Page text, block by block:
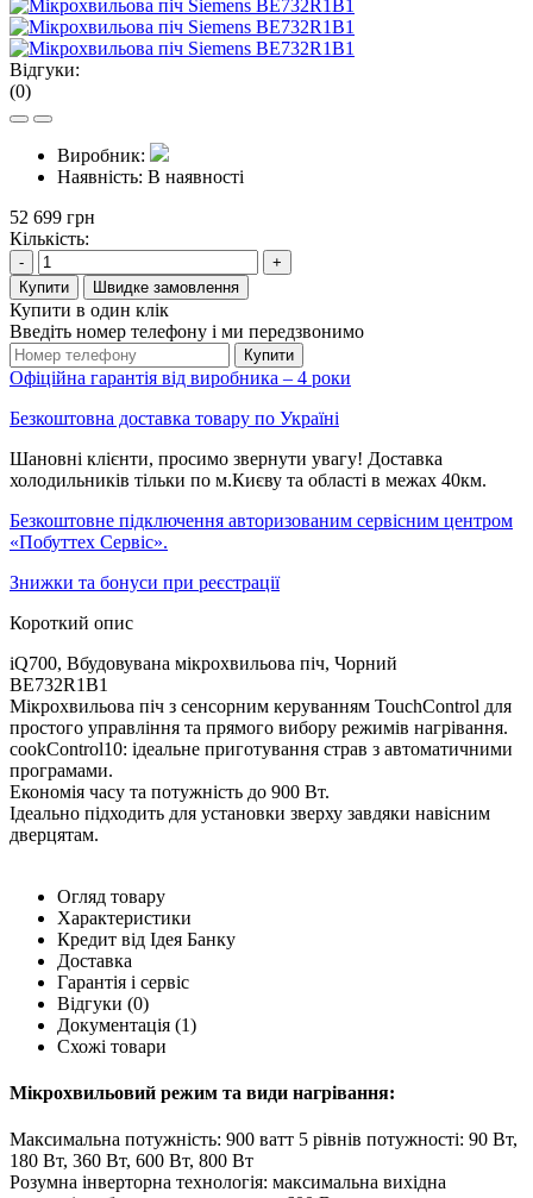
Відгуки:
(0)
Виробник:
Наявність: В наявності
52 699 грн
Кількість:
-
+
Купити
Швидке замовлення
Купити в один клік
Введіть номер телефону і ми передзвонимо
Купити
Офіційна гарантія від виробника – 4 роки
Безкоштовна доставка товару по Україні
Шановні клієнти, просимо звернути увагу! Доставка
холодильників тільки по м.Києву та області в межах 40км.
Безкоштовне підключення авторизованим сервісним центром
«Побуттех Сервіс».
Знижки та бонуси при реєстрації
Короткий опис
iQ700, Вбудовувана мікрохвильова піч, Чорний
BE732R1B1
Мікрохвильова піч з сенсорним керуванням TouchControl для
простого управління та прямого вибору режимів нагрівання.
cookControl10: ідеальне приготування страв з автоматичними
програмами.
Економія часу та потужність до 900 Вт.
Ідеально підходить для установки зверху завдяки навісним
дверцятам.
Огляд товару
Характеристики
Кредит від Ідея Банку
Доставка
Гарантія і сервіс
Відгуки (0)
Документація (1)
Схожі товари
Мікрохвильовий режим та види нагрівання:
Максимальна потужність: 900 ватт 5 рівнів потужності: 90 Вт,
180 Вт, 360 Вт, 600 Вт, 800 Вт
Розумна інверторна технологія: максимальна вихідна